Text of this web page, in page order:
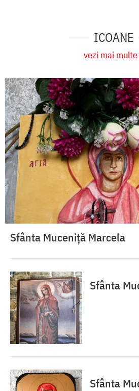
ICOANE
vezi mai multe
Sfânta Muceniță Marcela
Sfânta
Sfânta